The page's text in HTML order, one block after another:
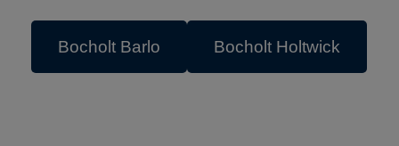
Bocholt Barlo Bocholt Holtwick